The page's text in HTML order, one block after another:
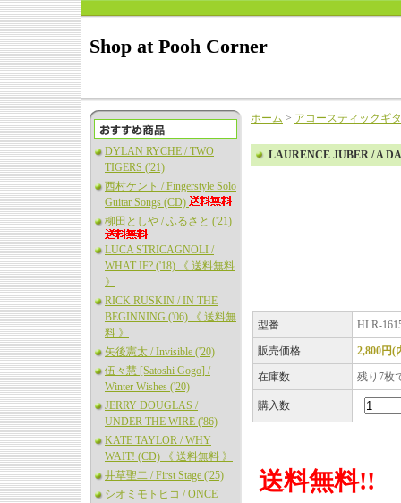
Shop at Pooh Corner
DYLAN RYCHE / TWO
TIGERS ('21)
西村ケント / Fingerstyle Solo
Guitar Songs (CD)
柳田としや / ふるさと ('21)
LUCA STRICAGNOLI /
WHAT IF? ('18) 《 送料無料
》
RICK RUSKIN / IN THE
BEGINNING ('06) 《 送料無
料 》
矢後憲太 / Invisible ('20)
伍々慧 [Satoshi Gogo] /
Winter Wishes ('20)
JERRY DOUGLAS /
UNDER THE WIRE ('86)
KATE TAYLOR / WHY
WAIT! (CD) 《 送料無料 》
井草聖二 / First Stage ('25)
シオミモトヒコ / ONCE
ホーム > アコースティックギ
LAURENCE JUBER / A
型番 HLR-
販売価格 2,800円(
在庫数 残り7枚
購入数
送料無料!!